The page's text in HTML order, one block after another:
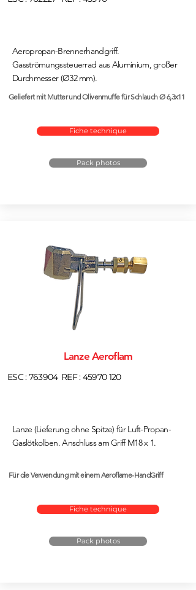
Aeropropan-Brennerhandgriff.
Gasströmungssteuerrad aus Aluminium, großer
Durchmesser (Ø32 mm).
Geliefert mit Mutter und Olivenmuffe für Schlauch Ø 6,3x11
Fiche technique
Pack photos
Lanze Aeroflam
ESC : 763904 REF :45970 120
Lanze (Lieferung ohne Spitze) für Luft-Propan-
Gaslötkolben. Anschluss am Griff M18 x 1.
Für die Verwendung mit einem Aeroflame-HandGriff
Fiche technique
Pack photos